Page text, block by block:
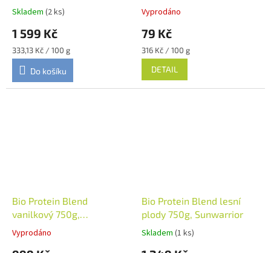
Planet Paleo
Skladem (2 ks)
1 599 Kč
Měrná
cena:
333,13 Kč / 100 g
Do košíku
Nuzest
Vyprodáno
79 Kč
Měrná
cena:
316 Kč / 100 g
DETAIL
Bio Protein Blend
vanilkový 750g,
Sunwarrior
Vyprodáno
Bio Protein Blend lesní
plody 750g, Sunwarrior
Skladem (1 ks)